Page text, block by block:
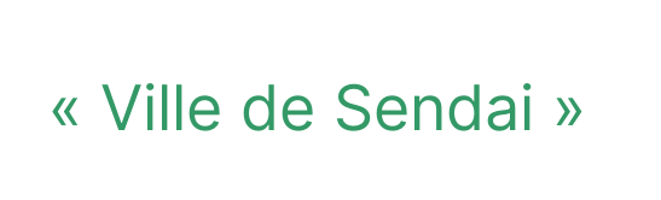
« Ville de Sendai »